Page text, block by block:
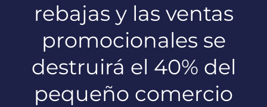
rebajas y las ventas
promocionales se
destruirá el 40% del
pequeño comercio